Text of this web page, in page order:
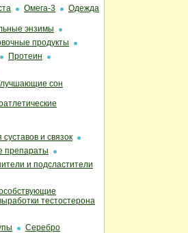
Омега-3 Одежда
энзимы
продукты
Протеин
сон
и связок
препараты
и подсластители
тестостерона
Серебро